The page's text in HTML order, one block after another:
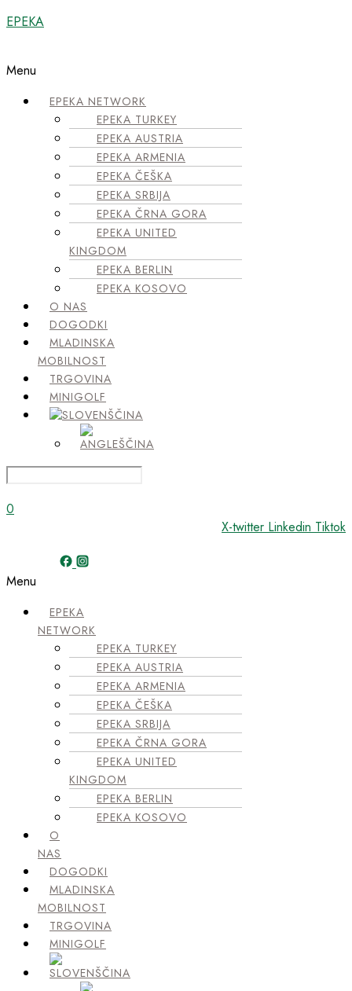
EPEKA
Menu
EPEKA NETWORK
EPEKA TURKEY
EPEKA AUSTRIA
EPEKA ARMENIA
EPEKA ČEŠKA
EPEKA SRBIJA
EPEKA ČRNA GORA
EPEKA UNITED
KINGDOM
EPEKA BERLIN
EPEKA KOSOVO
O NAS
DOGODKI
MLADINSKA
MOBILNOST
TRGOVINA
MINIGOLF
0
X-twitter Linkedin Tiktok
Menu
EPEKA
NETWORK
EPEKA TURKEY
EPEKA AUSTRIA
EPEKA ARMENIA
EPEKA ČEŠKA
EPEKA SRBIJA
EPEKA ČRNA GORA
EPEKA UNITED
KINGDOM
EPEKA BERLIN
EPEKA KOSOVO
O
NAS
DOGODKI
MLADINSKA
MOBILNOST
TRGOVINA
MINIGOLF